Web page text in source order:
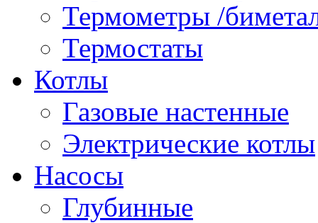
Термометры /
Термостаты
Котлы
Газовые настенные
Электрические котлы
Насосы
Глубинные